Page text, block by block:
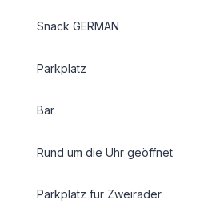
Snack GERMAN
Parkplatz
Bar
Rund um die Uhr geöffnet
Parkplatz für Zweiräder